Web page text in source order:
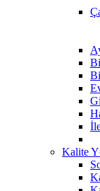
Kalite